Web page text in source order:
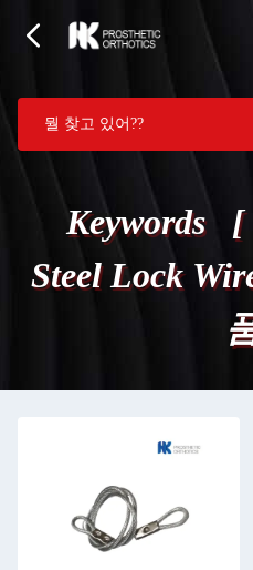
Keywords [
Steel Lock